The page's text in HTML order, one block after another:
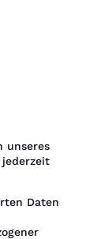
unseres
Daten